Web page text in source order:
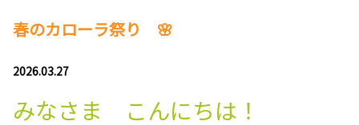
春のカローラ祭り 🌸
2026.03.27
みなさま こんにちは！